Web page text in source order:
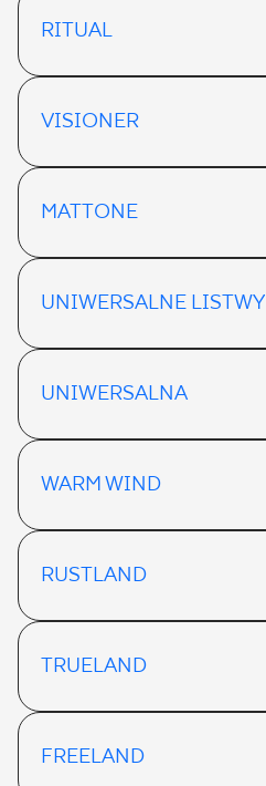
RITUAL
VISIONER
MATTONE
UNIWERSALNE LISTWY
UNIWERSALNA
WARM WIND
RUSTLAND
TRUELAND
FREELAND